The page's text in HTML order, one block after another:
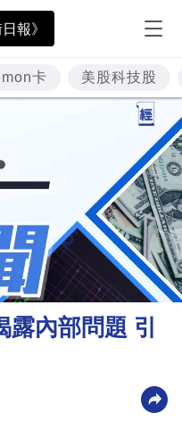
報》
卡 美股科技股
內部問題 引